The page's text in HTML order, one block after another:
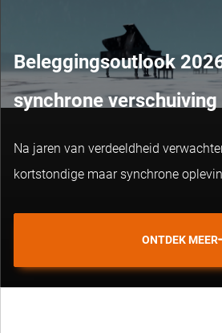
Beleggingsoutlook
synchrone verschuiving
Na jaren van verdeeldheid
kortstondige maar synchrone
ONTDEK MEER